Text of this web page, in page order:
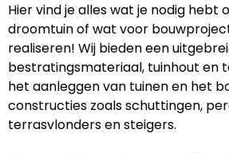
Hier vind je alles wat je nodig hebt
droomtuin of wat voor
realiseren! Wij bieden een
bestratingsmateriaal, tuinhout en
het aanleggen van tuinen en het
constructies zoals schuttingen,
terrasvlonders en steigers.